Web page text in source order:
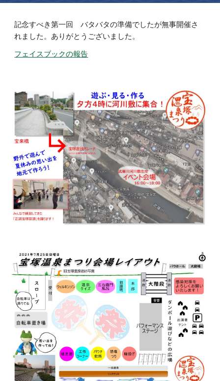
記念すべき第一回　バタバタの準備でしたが無事開催さ
れました。ありがとうございました。
フェイスブックの報告